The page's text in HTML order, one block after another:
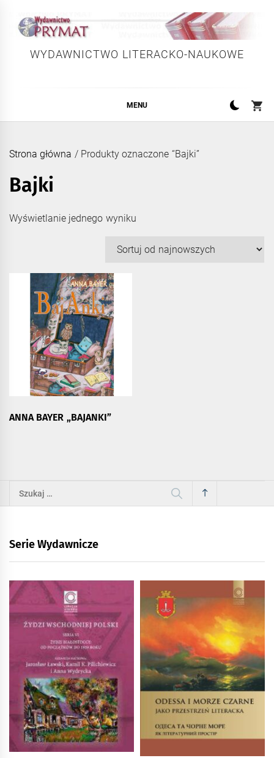
content
WYDAWNICTWO LITERACKO-NAUKOWE
MENU
Strona główna / Produkty oznaczone “Bajki”
Bajki
Wyświetlanie jednego wyniku
ANNA BAYER „BAJANKI”
Szukaj:
Serie Wydawnicze